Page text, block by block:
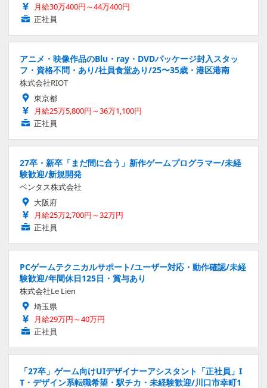
月給30万400円～44万400円
正社員
アニメ・映像作品のBlu・ray・DVDパッケージ封入スタッ
フ・資格不問・あり/社員食堂あり/25〜35歳・港区港南
株式会社RIOT
東京都
月給25万5,800円～36万1,100円
正社員
27卒・新卒「まだ間に合う」新作ゲームプログラマー/未経
験歓迎/新規開発
ベンタス株式会社
大阪府
月給25万2,700円～32万円
正社員
PCゲームテクニカルサポート/ユーザー対応・動作確認/未経
験歓迎/年間休日125日・賞与あり
株式会社Le Lien
埼玉県
月給29万円～40万円
正社員
「27卒」ゲーム向けUIデザイナーアシスタント「正社員」I
T・デザイン系転職希望・駅チカ・未経験歓迎/川口市幸町1